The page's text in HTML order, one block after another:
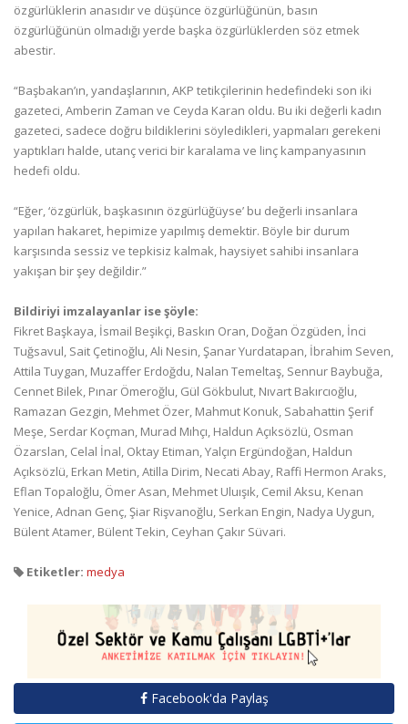
özgürlüklerin anasıdır ve düşünce özgürlüğünün, basın
özgürlüğünün olmadığı yerde başka özgürlüklerden söz etmek
abestir.
“Başbakan’ın, yandaşlarının, AKP tetikçilerinin hedefindeki son iki
gazeteci, Amberin Zaman ve Ceyda Karan oldu. Bu iki değerli kadın
gazeteci, sadece doğru bildiklerini söyledikleri, yapmaları gerekeni
yaptıkları halde, utanç verici bir karalama ve linç kampanyasının
hedefi oldu.
“Eğer, ‘özgürlük, başkasının özgürlüğüyse’ bu değerli insanlara
yapılan hakaret, hepimize yapılmış demektir. Böyle bir durum
karşısında sessiz ve tepkisiz kalmak, haysiyet sahibi insanlara
yakışan bir şey değildir.”
Bildiriyi imzalayanlar ise şöyle:
Fikret Başkaya, İsmail Beşikçi, Baskın Oran, Doğan Özgüden, İnci
Tuğsavul, Sait Çetinoğlu, Ali Nesin, Şanar Yurdatapan, İbrahim Seven,
Attila Tuygan, Muzaffer Erdoğdu, Nalan Temeltaş, Sennur Baybuğa,
Cennet Bilek, Pınar Ömeroğlu, Gül Gökbulut, Nıvart Bakırcıoğlu,
Ramazan Gezgin, Mehmet Özer, Mahmut Konuk, Sabahattin Şerif
Meşe, Serdar Koçman, Murad Mıhçı, Haldun Açıksözlü, Osman
Özarslan, Celal İnal, Oktay Etiman, Yalçın Ergündoğan, Haldun
Açıksözlü, Erkan Metin, Atilla Dirim, Necati Abay, Raffi Hermon Araks,
Eflan Topaloğlu, Ömer Asan, Mehmet Uluışık, Cemil Aksu, Kenan
Yenice, Adnan Genç, Şiar Rişvanoğlu, Serkan Engin, Nadya Uygun,
Bülent Atamer, Bülent Tekin, Ceyhan Çakır Süvari.
Etiketler: medya
Facebook'da Paylaş